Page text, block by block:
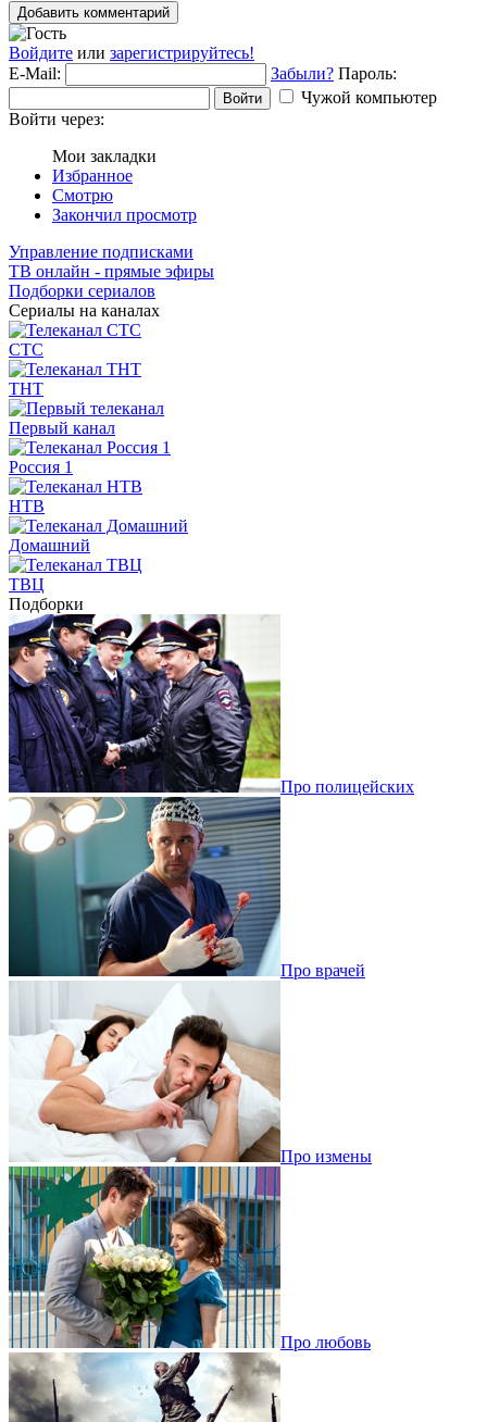
Добавить комментарий
Войдите или зарегистрируйтесь!
E-Mail:
Забыли? Пароль:
Войти
Чужой компьютер
Войти через:
Мои закладки
Избранное
Смотрю
Закончил просмотр
Управление подписками
ТВ онлайн - прямые эфиры
Подборки сериалов
Сериалы на каналах
СТС
ТНТ
Первый канал
Россия 1
НТВ
Домашний
ТВЦ
Подборки
Про полицейских
Про врачей
Про измены
Про любовь